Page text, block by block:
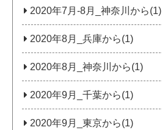
2020年7月‐8月_神奈川から(1)
2020年8月_兵庫から(1)
2020年8月_神奈川から(1)
2020年9月_千葉から(1)
2020年9月_東京から(1)